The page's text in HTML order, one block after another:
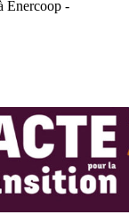
Enercoop -